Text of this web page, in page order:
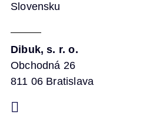
Slovensku
Dibuk, s. r. o.
Obchodná 26
811 06 Bratislava